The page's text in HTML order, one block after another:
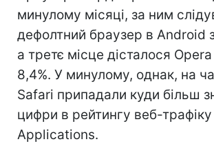
минулому місяці, за ним
дефолтний браузер в Android
а третє місце дісталося
8,4%. У минулому, однак, на
Safari припадали куди більш
цифри в рейтингу веб-
Applications.